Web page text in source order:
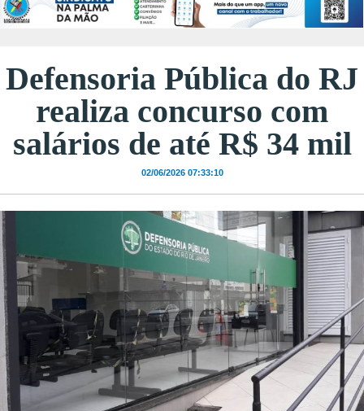
Defensoria Pública do RJ
realiza concurso com
salários de até R$ 34 mil
02/06/2026 07:33:10